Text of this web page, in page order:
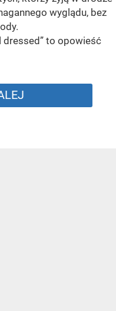
wyglądu, bez
dressed” to opowieść